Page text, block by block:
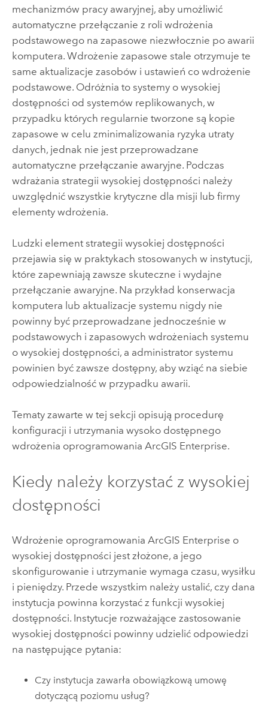
mechanizmów pracy awaryjnej, aby umożliwić
automatyczne przełączanie z roli wdrożenia
podstawowego na zapasowe niezwłocznie po awarii
komputera. Wdrożenie zapasowe stale otrzymuje te
same aktualizacje zasobów i ustawień co wdrożenie
podstawowe. Odróżnia to systemy o wysokiej
dostępności od systemów replikowanych, w
przypadku których regularnie tworzone są kopie
zapasowe w celu zminimalizowania ryzyka utraty
danych, jednak nie jest przeprowadzane
automatyczne przełączanie awaryjne. Podczas
wdrażania strategii wysokiej dostępności należy
uwzględnić wszystkie krytyczne dla misji lub firmy
elementy wdrożenia.
Ludzki element strategii wysokiej dostępności
przejawia się w praktykach stosowanych w instytucji,
które zapewniają zawsze skuteczne i wydajne
przełączanie awaryjne. Na przykład konserwacja
komputera lub aktualizacje systemu nigdy nie
powinny być przeprowadzane jednocześnie w
podstawowych i zapasowych wdrożeniach systemu
o wysokiej dostępności, a administrator systemu
powinien być zawsze dostępny, aby wziąć na siebie
odpowiedzialność w przypadku awarii.
Tematy zawarte w tej sekcji opisują procedurę
konfiguracji i utrzymania wysoko dostępnego
wdrożenia oprogramowania ArcGIS Enterprise.
Kiedy należy korzystać z wysokiej
dostępności
Wdrożenie oprogramowania ArcGIS Enterprise o
wysokiej dostępności jest złożone, a jego
skonfigurowanie i utrzymanie wymaga czasu, wysiłku
i pieniędzy. Przede wszystkim należy ustalić, czy dana
instytucja powinna korzystać z funkcji wysokiej
dostępności. Instytucje rozważające zastosowanie
wysokiej dostępności powinny udzielić odpowiedzi
na następujące pytania:
Czy instytucja zawarła obowiązkową umowę
dotyczącą poziomu usług?